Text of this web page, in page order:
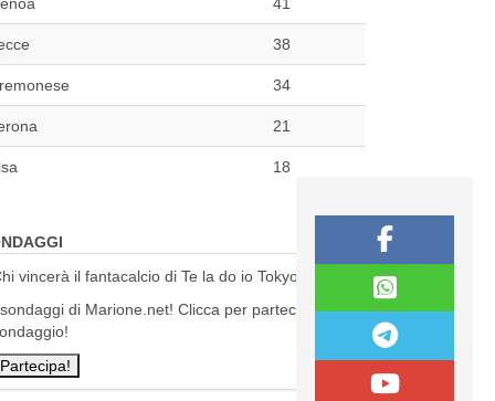
38
34
21
18
vincerà il fantacalcio di Te la do io Tokyo?
di Marione.net! Clicca per partecipare al